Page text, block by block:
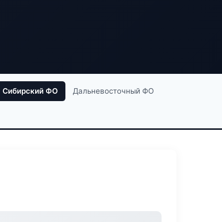
Сибирский ФО Дальневосточный ФО